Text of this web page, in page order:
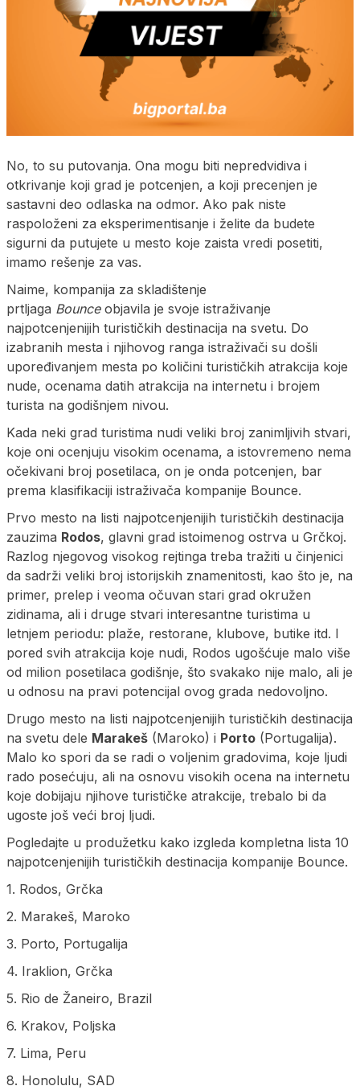
No, to su putovanja. Ona mogu biti nepredvidiva i
otkrivanje koji grad je potcenjen, a koji precenjen je
sastavni deo odlaska na odmor. Ako pak niste
raspoloženi za eksperimentisanje i želite da budete
sigurni da putujete u mesto koje zaista vredi posetiti,
imamo rešenje za vas.
Naime, kompanija za skladištenje
prtljaga Bounceobjavila je svoje istraživanje
najpotcenjenijih turističkih destinacija na svetu. Do
izabranih mesta i njihovog ranga istraživači su došli
upoređivanjem mesta po količini turističkih atrakcija koje
nude, ocenama datih atrakcija na internetu i brojem
turista na godišnjem nivou.
Kada neki grad turistima nudi veliki broj zanimljivih stvari,
koje oni ocenjuju visokim ocenama, a istovremeno nema
očekivani broj posetilaca, on je onda potcenjen, bar
prema klasifikaciji istraživača kompanije Bounce.
Prvo mesto na listi najpotcenjenijih turističkih destinacija
zauzima Rodos, glavni grad istoimenog ostrva u Grčkoj.
Razlog njegovog visokog rejtinga treba tražiti u činjenici
da sadrži veliki broj istorijskih znamenitosti, kao što je, na
primer, prelep i veoma očuvan stari grad okružen
zidinama, ali i druge stvari interesantne turistima u
letnjem periodu: plaže, restorane, klubove, butike itd. I
pored svih atrakcija koje nudi, Rodos ugošćuje malo više
od milion posetilaca godišnje, što svakako nije malo, ali je
u odnosu na pravi potencijal ovog grada nedovoljno.
Drugo mesto na listi najpotcenjenijih turističkih destinacija
na svetu dele Marakeš (Maroko) i Porto (Portugalija).
Malo ko spori da se radi o voljenim gradovima, koje ljudi
rado posećuju, ali na osnovu visokih ocena na internetu
koje dobijaju njihove turističke atrakcije, trebalo bi da
ugoste još veći broj ljudi.
Pogledajte u produžetku kako izgleda kompletna lista 10
najpotcenjenijih turističkih destinacija kompanije Bounce.
1. Rodos, Grčka
2. Marakeš, Maroko
3. Porto, Portugalija
4. Iraklion, Grčka
5. Rio de Žaneiro, Brazil
6. Krakov, Poljska
7. Lima, Peru
8. Honolulu, SAD